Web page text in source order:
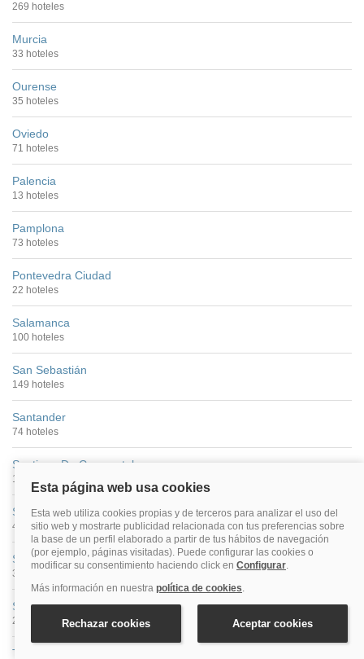
269 hoteles
Murcia
33 hoteles
Ourense
35 hoteles
Oviedo
71 hoteles
Palencia
13 hoteles
Pamplona
73 hoteles
Pontevedra Ciudad
22 hoteles
Salamanca
100 hoteles
San Sebastián
149 hoteles
Santander
74 hoteles
Santiago De Compostela
176 hoteles
Segovia
40 hoteles
Sevilla
390 hoteles
Soria
27 hoteles
Tarragona